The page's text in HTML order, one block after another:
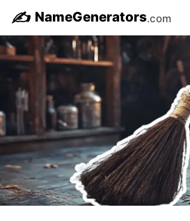
✍️ NameGenerators.com